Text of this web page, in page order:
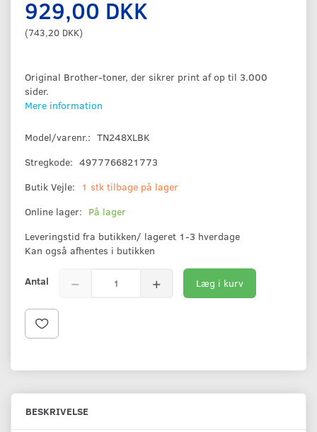
929,00 DKK
(743,20 DKK)
Original Brother-toner, der sikrer print af op til 3.000
sider.
Mere information
Model/varenr.: TN248XLBK
Stregkode: 4977766821773
Butik Vejle:
1 stk tilbage på lager
Online lager: På lager
Leveringstid fra butikken/ lageret 1-3 hverdage
Kan også afhentes i butikken
Antal Læg i kurv
BESKRIVELSE